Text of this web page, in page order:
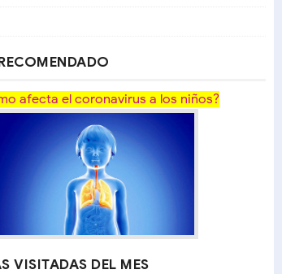
afecta el coronavirus a los niños?
VISITADAS DEL MES